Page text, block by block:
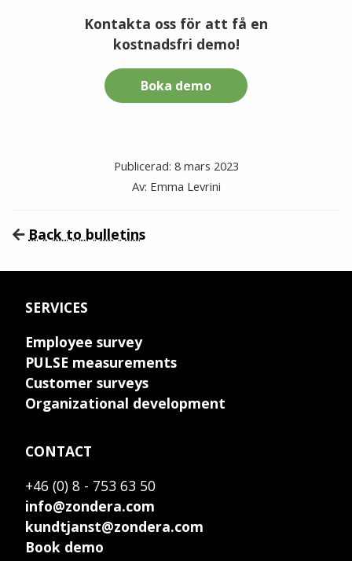
Kontakta oss för att få en
kostnadsfri demo!
Boka demo
Publicerad: 8 mars 2023
Av: Emma Levrini
Back to bulletins
SERVICES
Employee survey
PULSE measurements
Customer surveys
Organizational development
CONTACT
+46 (0) 8 - 753 63 50
info@zondera.com
kundtjanst@zondera.com
Book demo